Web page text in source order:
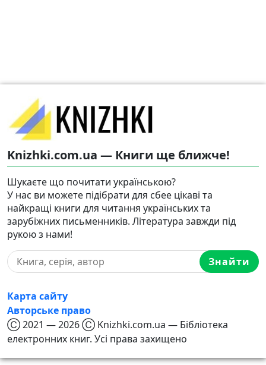
Knizhki.com.ua — Книги ще ближче!
Шукаєте що почитати українською?
У нас ви можете підібрати для сбее цікаві та
найкращі книги для читання українських та
зарубіжних письменників. Література завжди під
рукою з нами!
Знайти
Карта сайту
Авторське право
Ⓒ 2021 — 2026 Ⓒ Knizhki.com.ua — Бібліотека
електронних книг. Усі права захищено